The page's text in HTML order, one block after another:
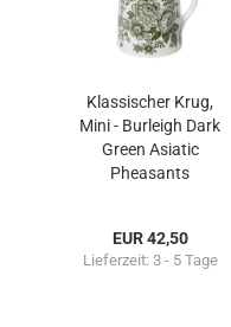
Klassischer Krug,
Mini - Burleigh Dark
Green Asiatic
Pheasants
EUR 42,50
Lieferzeit: 3 - 5 Tage